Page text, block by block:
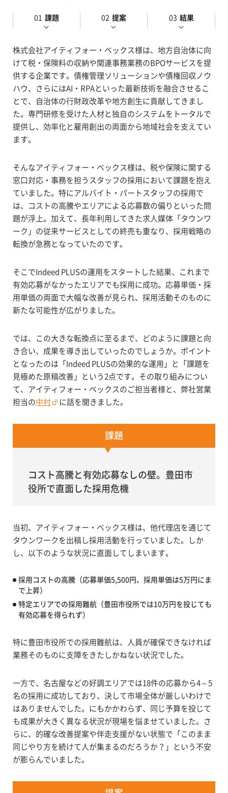
課題 提案 結果
株式会社アイティフォー・ベックス様は、地方自治体に向
けて税・保険料の収納や関連事務業務のBPOサービスを提
供する企業です。債権管理ソリューションや債権回収ノウ
ハウ、さらにはAI・RPAといった最新技術を融合させるこ
とで、自治体の行財政改革や地方創生に貢献してきまし
た。専門研修を受けた人材と独自のシステムをトータルで
提供し、効率化と雇用創出の両面から地域社会を支えてい
ます。
そんなアイティフォー・ベックス様は、税や保険に関する
窓口対応・事務を担うスタッフの採用において課題を抱え
ていました。特にアルバイト・パートスタッフの採用で
は、コストの高騰やエリアによる応募数の偏りといった問
題が浮上。加えて、長年利用してきた求人媒体「タウンワ
ーク」の従来サービスとしての終売も重なり、採用戦略の
転換が急務となっていたのです。
そこでIndeed PLUSの運用をスタートした結果、これまで
有効応募がなかったエリアでも採用に成功。応募単価・採
用単価の両面で大幅な改善が見られ、採用活動そのものに
新たな可能性が広がりました。
では、この大きな転換点に至るまで、どのように課題と向
き合い、成果を導き出していったのでしょうか。ポイント
となったのは「Indeed PLUSの効果的な運用」と「課題を
見極めた原稿改善」という2点です。その取り組みについ
て、アイティフォー・ベックスのご担当者様と、弊社営業
担当の中村 に話を聞きました。
課題
コスト高騰と有効応募なしの壁。豊田市
役所で直面した採用危機
当初、アイティフォー・ベックス様は、他代理店を通じて
タウンワークを出稿し採用活動を行っていました。しか
し、以下のような状況に直面してしまいます。
採用コストの高騰（応募単価5,500円、採用単価は5万円にま
で上昇）
特定エリアでの採用難航（豊田市役所では10万円を投じても
有効応募を得られず）
特に豊田市役所での採用難航は、人員が確保できなければ
業務そのものに支障をきたしかねない状況でした。
一方で、名古屋などの好調エリアでは18件の応募から4～5
名の採用に成功しており、決して市場全体が厳しいわけで
はありませんでした。にもかかわらず、同じ予算を投じて
も成果が大きく異なる状況が現場を悩ませていました。さ
らに、的確な改善提案や伴走支援がない状態で「このまま
同じやり方を続けて人が集まるのだろうか？」という不安
が膨らんでいました。